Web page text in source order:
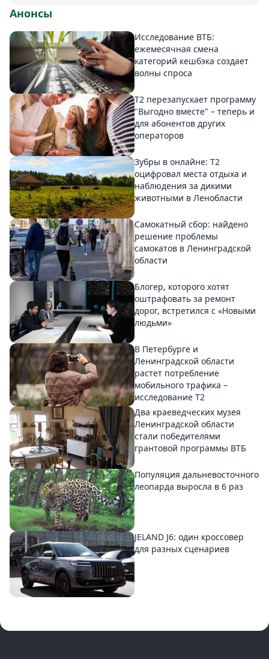
Анонсы
Исследование ВТБ:
ежемесячная смена
категорий кешбэка создает
волны спроса
Т2 перезапускает программу
"Выгодно вместе" – теперь и
для абонентов других
операторов
Зубры в онлайне: Т2
оцифровал места отдыха и
наблюдения за дикими
животными в Ленобласти
Самокатный сбор: найдено
решение проблемы
самокатов в Ленинградской
области
Блогер, которого хотят
оштрафовать за ремонт
дорог, встретился с «Новыми
людьми»
В Петербурге и
Ленинградской области
растет потребление
мобильного трафика –
исследование T2
Два краеведческих музея
Ленинградской области
стали победителями
грантовой программы ВТБ
Популяция дальневосточного
леопарда выросла в 6 раз
JELAND J6: один кроссовер
для разных сценариев